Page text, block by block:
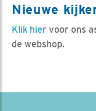
Nieuwe
Klik hier voor ons
de webshop.